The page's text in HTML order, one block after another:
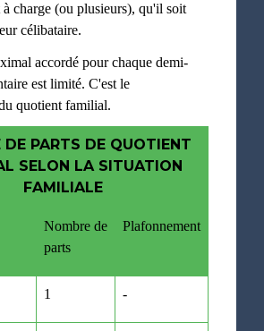
à charge (ou plusieurs), qu'il soit
célibataire.
accordé pour chaque demi-
est limité. C'est le
quotient familial.
DE PARTS DE QUOTIENT
SELON LA SITUATION
FAMILIALE
Nombre de
parts
Plafonnement
1 -